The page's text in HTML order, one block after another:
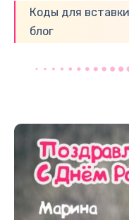
Коды для
блог